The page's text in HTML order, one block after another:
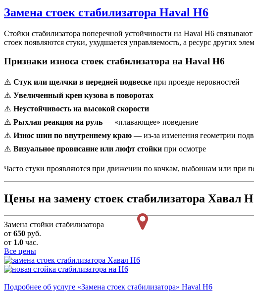
Замена стоек стабилизатора Haval H6
Стойки стабилизатора поперечной устойчивости на Haval H6
стоек появляются стуки, ухудшается управляемость, а ресурс других
Признаки износа стоек стабилизатора на Haval H6
⚠️ Стук или щелчки в передней подвеске при проезде неровностей
⚠️ Увеличенный крен кузова в поворотах
⚠️ Неустойчивость на высокой скорости
⚠️ Рыхлая реакция на руль — «плавающее» поведение
⚠️ Износ шин по внутреннему краю — из-за изменения геометрии
⚠️ Визуальное провисание или люфт стойки при осмотре
Часто стуки проявляются при движении по кочкам, выбоинам или при
Цены на замену стоек стабилизатора Хавал
Замена стойки стабилизатора
от 650 руб.
от 1.0 час.
Все цены
Подробнее об услуге «Замена стоек стабилизатора» Haval H6